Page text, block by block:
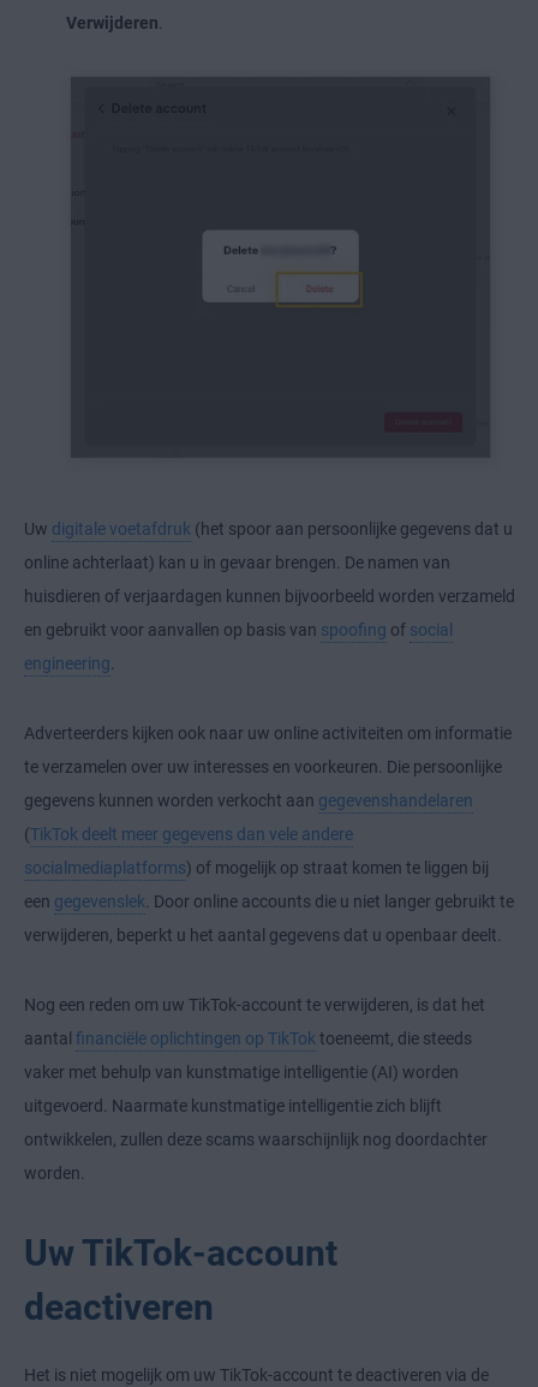
Verwijderen
Uw digitale voetafdruk (het spoor aan persoonlijke gegevens dat u
online achterlaat) kan u in gevaar brengen. De namen van
huisdieren of verjaardagen kunnen bijvoorbeeld worden verzameld
en gebruikt voor aanvallen op basis van spoofing of social
engineering.
Adverteerders kijken ook naar uw online activiteiten om informatie
te verzamelen over uw interesses en voorkeuren. Die persoonlijke
gegevens kunnen worden verkocht aan gegevenshandelaren
(TikTok deelt meer gegevens dan vele andere
socialmediaplatforms) of mogelijk op straat komen te liggen bij
een gegevenslek. Door online accounts die u niet langer gebruikt te
verwijderen, beperkt u het aantal gegevens dat u openbaar deelt.
Nog een reden om uw TikTok-account te verwijderen, is dat het
aantal financiële oplichtingen op TikToktoeneemt, die steeds
vaker met behulp van kunstmatige intelligentie (AI) worden
uitgevoerd. Naarmate kunstmatige intelligentie zich blijft
ontwikkelen, zullen deze scams waarschijnlijk nog doordachter
worden.
Uw TikTok-account
deactiveren
Het is niet mogelijk om uw TikTok-account te deactiveren via de